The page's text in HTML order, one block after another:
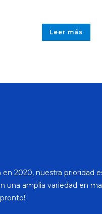
Leer más
2020, nuestra prioridad
una amplia variedad en